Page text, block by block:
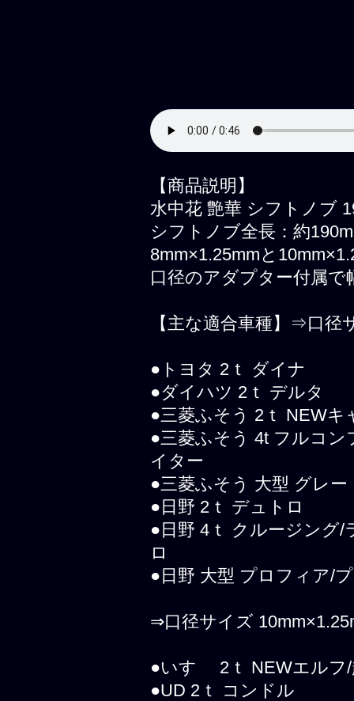
【商品説明】
水中花 艶華 シフトノブ
シフトノブ全長：約
8mm×1.25mmと
口径のアダプター付属で
【主な適合車種】⇒口径
●トヨタ 2ｔ ダイナ
●ダイハツ 2ｔ デルタ
●三菱ふそう 2ｔ NEW
●三菱ふそう 4t フルコ
イター
●三菱ふそう 大型 グレ
●日野 2ｔ デュトロ
●日野 4ｔ クルージング
ロ
●日野 大型 プロフィア/
⇒口径サイズ
●いすゞ 2ｔ NEWエルフ
●UD 2ｔ コンドル